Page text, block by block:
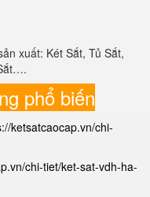
xuất: Két Sắt, Tủ Sắt,
phổ biến
ketsatcaocap.vn/chi-
chi-tiet/ket-sat-vdh-ha-